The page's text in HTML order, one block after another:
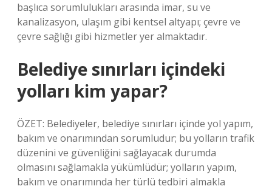
başlıca sorumlulukları arasında imar, su ve
kanalizasyon, ulaşım gibi kentsel altyapı; çevre ve
çevre sağlığı gibi hizmetler yer almaktadır.
Belediye sınırları içindeki
yolları kim yapar?
ÖZET: Belediyeler, belediye sınırları içinde yol yapım,
bakım ve onarımından sorumludur; bu yolların trafik
düzenini ve güvenliğini sağlayacak durumda
olmasını sağlamakla yükümlüdür; yolların yapım,
bakım ve onarımında her türlü tedbiri almakla